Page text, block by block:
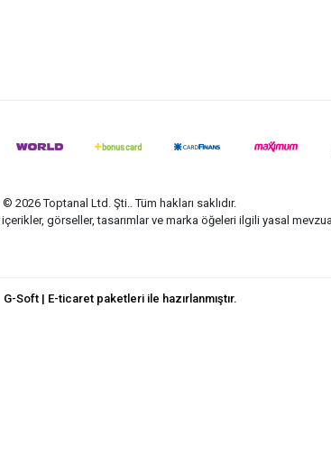
© 2026 Toptanal Ltd. Şti.. Tüm hakları saklıdır.
görseller, tasarımlar ve marka öğeleri ilgili yasal
G-Soft | E-ticaret paketleri ile hazırlanmıştır.